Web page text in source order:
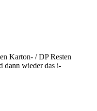
Karton- / DP Resten
dann wieder das i-